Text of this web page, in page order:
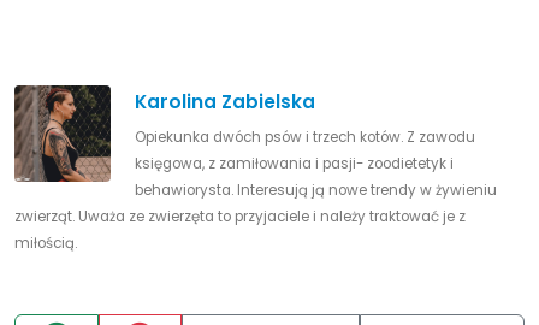
Karolina Zabielska
Opiekunka dwóch psów i trzech kotów. Z zawodu
księgowa, z zamiłowania i pasji- zoodietetyk i
behawiorysta. Interesują ją nowe trendy w żywieniu
zwierząt. Uważa ze zwierzęta to przyjaciele i należy traktować je z
miłością.